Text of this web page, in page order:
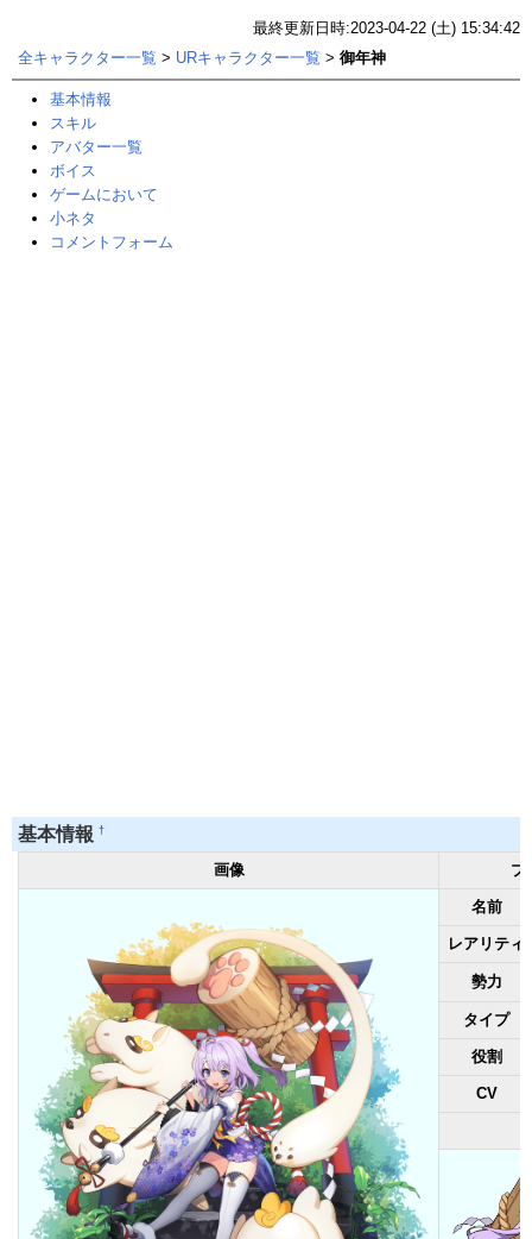
最終更新日時:2023-04-22 (土) 15:34:42
全キャラクター一覧 > URキャラクター一覧 > 御年神
基本情報
スキル
アバター一覧
ボイス
ゲームにおいて
小ネタ
コメントフォーム
基本情報 †
画像 プ
名前
レアリティ
勢力
タイプ
役割
CV